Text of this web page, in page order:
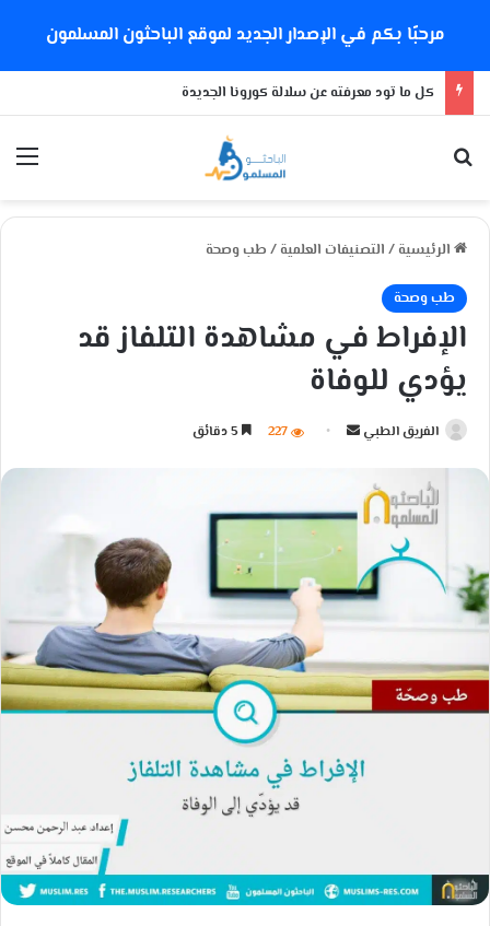
مرحبًا بكم في الإصدار الجديد لموقع الباحثون المسلمون
كل ما تود معرفته عن سلالة كورونا الجديدة
الرئيسية / التصنيفات العلمية / طب وصحة
طب وصحة
الإفراط في مشاهدة التلفاز قد
يؤدي للوفاة
الفريق الطبي
ل
ي
د
إ
ل
ك
ر
ا
227